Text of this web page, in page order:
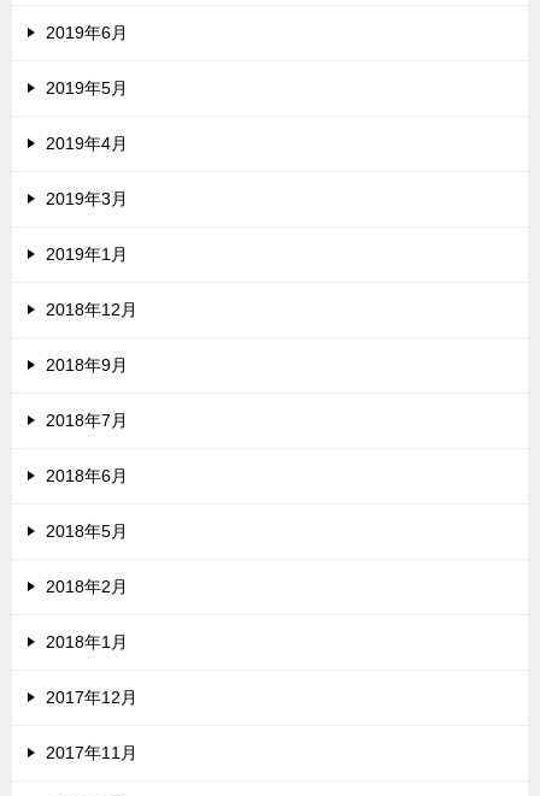
2019年6月
2019年5月
2019年4月
2019年3月
2019年1月
2018年12月
2018年9月
2018年7月
2018年6月
2018年5月
2018年2月
2018年1月
2017年12月
2017年11月